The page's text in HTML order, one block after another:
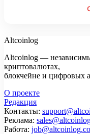
Altcoinlog
Altcoinlog —
криптовалютах,
блокчейне и цифровых
О проекте
Редакция
Контакты:
Реклама:
Работа: